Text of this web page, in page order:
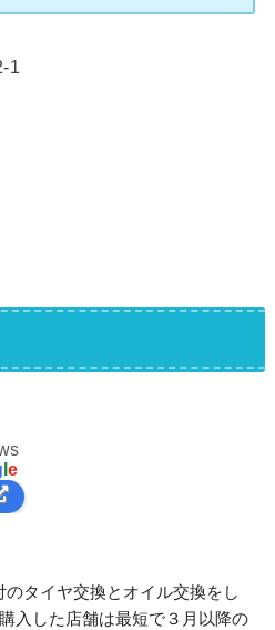
1
e
のタイヤ交換とオイル交換をし
入した店舗は最短で３月以降の